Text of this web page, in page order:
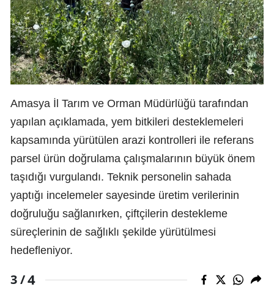
Amasya İl Tarım ve Orman Müdürlüğü tarafından
yapılan açıklamada, yem bitkileri desteklemeleri
kapsamında yürütülen arazi kontrolleri ile referans
parsel ürün doğrulama çalışmalarının büyük önem
taşıdığı vurgulandı. Teknik personelin sahada
yaptığı incelemeler sayesinde üretim verilerinin
doğruluğu sağlanırken, çiftçilerin destekleme
süreçlerinin de sağlıklı şekilde yürütülmesi
hedefleniyor.
3 /4